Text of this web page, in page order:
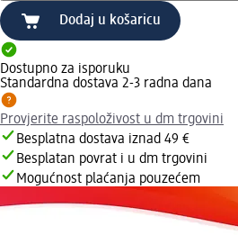
Dodaj u košaricu
Dostupno za isporuku
Standardna dostava 2-3 radna dana
Provjerite raspoloživost u dm trgovini
Besplatna dostava iznad 49 €
Besplatan povrat i u dm trgovini
Mogućnost plaćanja pouzećem